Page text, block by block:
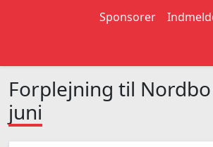
Sponsorer
Forplejning til
juni